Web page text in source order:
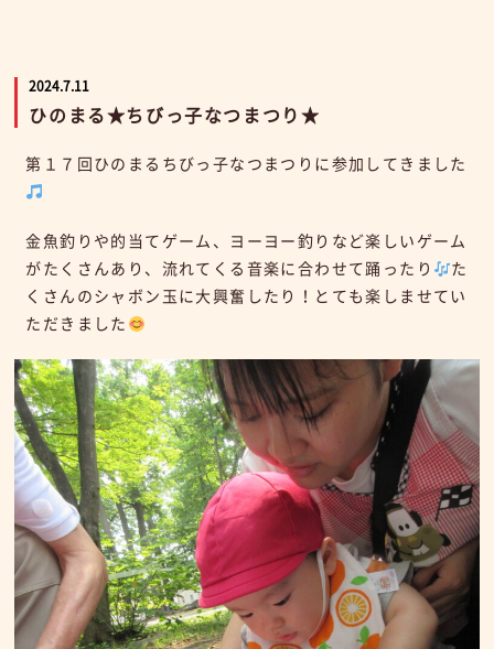
2024.7.11
ひのまる★ちびっ子なつまつり★
第１７回ひのまるちびっ子なつまつりに参加してきました
金魚釣りや的当てゲーム、ヨーヨー釣りなど楽しいゲーム
がたくさんあり、流れてくる音楽に合わせて踊ったり
た
くさんのシャボン玉に大興奮したり！とても楽しませてい
ただきました